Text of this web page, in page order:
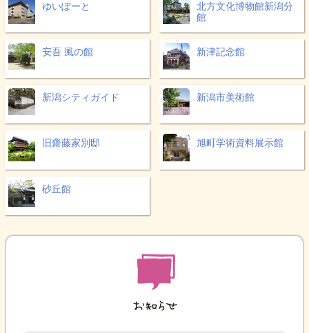
ゆいぽーと
北方文化博物館新潟分
館
安吾 風の館 新津記念館
新潟シティガイド 新潟市美術館
旧齋藤家別邸 旭町学術資料展示館
砂丘館